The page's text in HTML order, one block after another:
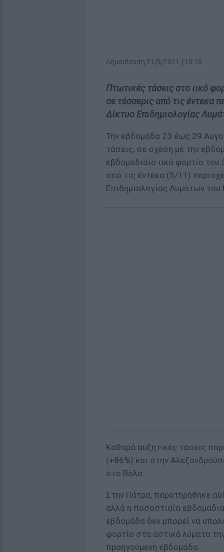
Δημοσίευση 31/8/2021 | 19:18
Πτωτικές τάσεις στο ιικό
σε τέσσερις από τις έντεκα
Δίκτυο Επιδημιολογίας
Την εβδομάδα 23 έως 29
τάσεις, σε σχέση με την
εβδομαδιαίο ιικό φορτίο
από τις έντεκα (5/11)
Επιδημιολογίας Λυμάτων του
Καθαρά αυξητικές τάσεις
(+86%) και στην
στο Βόλο.
Στην Πάτρα, παρατηρήθηκε
αλλά η ποσοστιαία
εβδομάδα δεν μπορεί να
φορτίο στα αστικά λύματα
προηγούμενη εβδομάδα.